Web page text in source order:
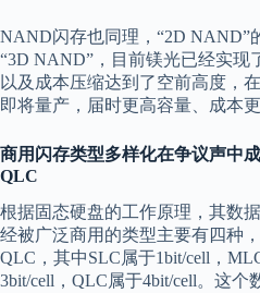
NAND闪存也同理，“2D NAND”
“3D NAND”，目前镁光已经实现
以及成本压缩达到了空前高度，
即将量产，届时更高容量、成本
商用闪存类型多样化在争议声中
QLC
根据固态硬盘的工作原理，其数
经被广泛商用的类型主要有四种
QLC，其中SLC属于1bit/cell，
3bit/cell，QLC属于4bit/cell。这